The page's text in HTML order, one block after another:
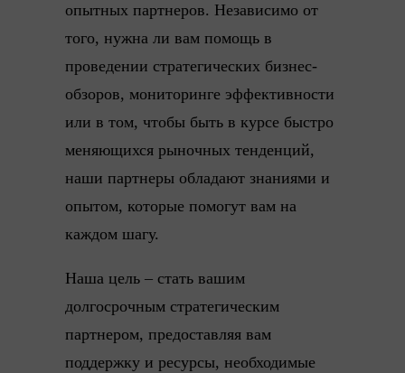
опытных партнеров. Независимо от
того, нужна ли вам помощь в
проведении стратегических бизнес-
обзоров, мониторинге эффективности
или в том, чтобы быть в курсе быстро
меняющихся рыночных тенденций,
наши партнеры обладают знаниями и
опытом, которые помогут вам на
каждом шагу.
Наша цель – стать вашим
долгосрочным стратегическим
партнером, предоставляя вам
поддержку и ресурсы, необходимые